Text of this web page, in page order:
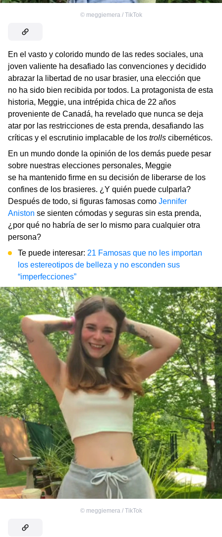
© meggiemera / TikTok
En el vasto y colorido mundo de las redes sociales, una
joven valiente ha desafiado las convenciones y decidido
abrazar la libertad de no usar brasier, una elección que
no ha sido bien recibida por todos. La protagonista de esta
historia, Meggie, una intrépida chica de 22 años
proveniente de Canadá, ha revelado que nunca se deja
atar por las restricciones de esta prenda, desafiando las
críticas y el escrutinio implacable de los trolls cibernéticos.
En un mundo donde la opinión de los demás puede pesar
sobre nuestras elecciones personales, Meggie
se ha mantenido firme en su decisión de liberarse de los
confines de los brasieres. ¿Y quién puede culparla?
Después de todo, si figuras famosas como Jennifer
Aniston se sienten cómodas y seguras sin esta prenda,
¿por qué no habría de ser lo mismo para cualquier otra
persona?
Te puede interesar: 21 Famosas que no les importan
los estereotipos de belleza y no esconden sus
“imperfecciones”
© meggiemera / TikTok